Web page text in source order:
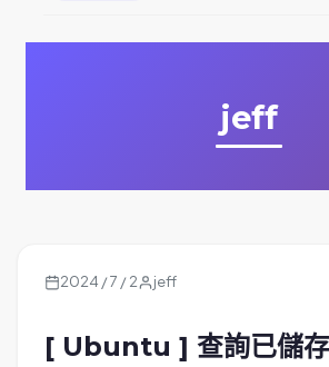
jeff
2024 / 7 / 2 jeff
[ Ubuntu ] 查詢已儲